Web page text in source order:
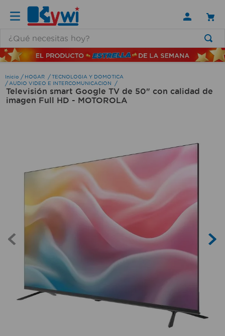
HOGAR
TECNOLOGIA Y DOMOTICA
AUDIO VIDEO E INTERCOMUNICACION
Televisión smart Google TV de 50" con calidad de
imagen Full HD - MOTOROLA
TÉRMINOS MÁS BUSCADOS
1 .
lamparas
2.
ducha
cerradura
aspiradora
fregadero
10